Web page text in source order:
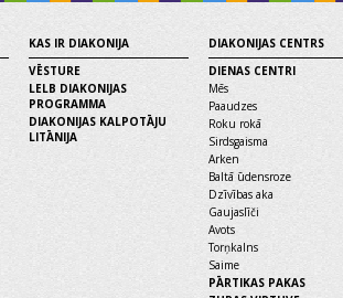
KAS IR DIAKONIJA
VĒSTURE
LELB DIAKONIJAS
PROGRAMMA
DIAKONIJAS KALPOTĀJU
LITĀNIJA
DIAKONIJAS CENTRS
DIENAS CENTRI
Mēs
Paaudzes
Roku rokā
Sirdsgaisma
Arken
Baltā ūdensroze
Dzīvības aka
Gaujaslīči
Avots
Torņkalns
Saime
PĀRTIKAS PAKAS